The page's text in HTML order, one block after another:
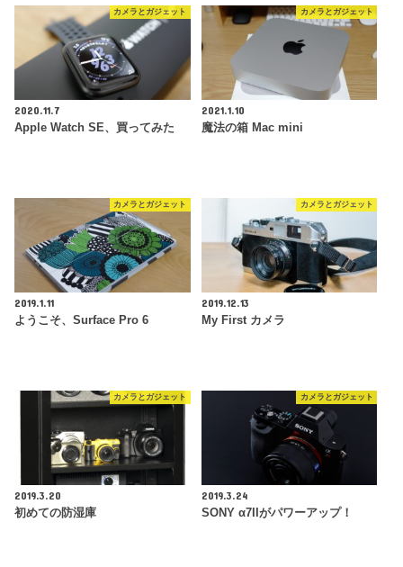
カメラとガジェット
2020.11.7
Apple Watch SE、買ってみた
カメラとガジェット
2021.1.10
魔法の箱 Mac mini
カメラとガジェット
2019.1.11
ようこそ、Surface Pro 6
カメラとガジェット
2019.12.13
My First カメラ
カメラとガジェット
2019.3.20
初めての防湿庫
カメラとガジェット
2019.3.24
SONY α7IIがパワーアップ！